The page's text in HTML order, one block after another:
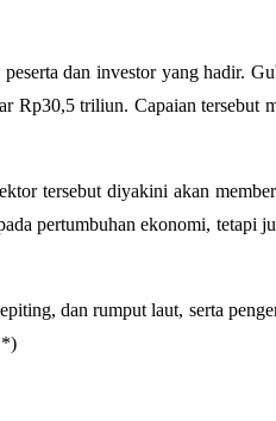
dan investor yang hadir.
Rp30,5 triliun. Capaian tersebut
tersebut diyakini akan
pertumbuhan ekonomi, tetapi
dan rumput laut, serta